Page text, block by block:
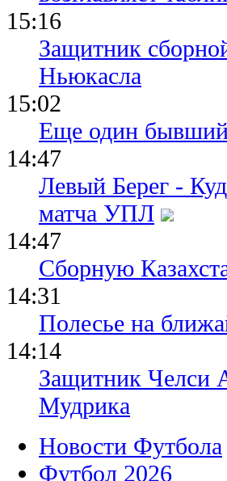
15:16
Защитник
Ньюкасла
15:02
Еще один бывший
14:47
Левый Берег -
матча УПЛ
14:47
Сборную
14:31
Полесье на
14:14
Защитник Челси
Мудрика
Новости Футбола
Футбол 2026